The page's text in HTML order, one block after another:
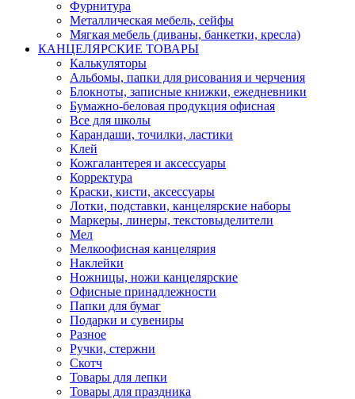
Фурнитура
Металлическая мебель, сейфы
Мягкая мебель (диваны, банкетки, кресла)
КАНЦЕЛЯРСКИЕ ТОВАРЫ
Калькуляторы
Альбомы, папки для рисования и черчения
Блокноты, записные книжки, ежедневники
Бумажно-беловая продукция офисная
Все для школы
Карандаши, точилки, ластики
Клей
Кожгалантерея и аксессуары
Корректура
Краски, кисти, аксессуары
Лотки, подставки, канцелярские наборы
Маркеры, линеры, текстовыделители
Мел
Мелкоофисная канцелярия
Наклейки
Ножницы, ножи канцелярские
Офисные принадлежности
Папки для бумаг
Подарки и сувениры
Разное
Ручки, стержни
Скотч
Товары для лепки
Товары для праздника